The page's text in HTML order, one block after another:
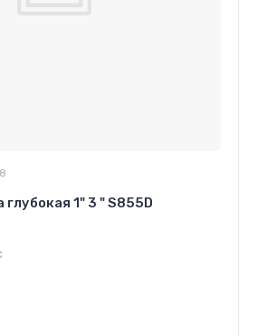
1" 3 " S855D